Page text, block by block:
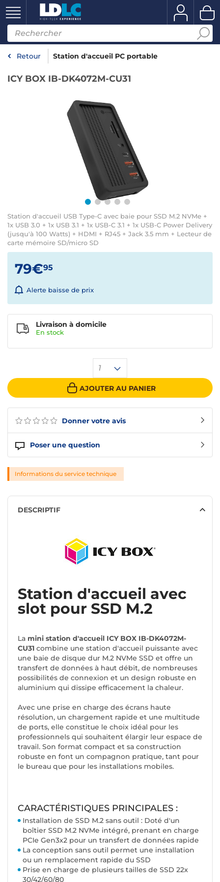
Retour Station d'accueil PC portable
ICY BOX IB-DK4072M-CU31
Station d'accueil USB Type-C avec baie pour SSD M.2 NVMe +
1x USB 3.0 + 1x USB 3.1 + 1x USB-C 3.1 + 1x USB-C Power Delivery
(jusqu'à 100 Watts) + HDMI + RJ45 + Jack 3.5 mm + Lecteur de
carte mémoire SD/micro SD
Donner votre avis
Poser une question
79€95
Alerte baisse de prix
1
AJOUTER AU PANIER
Livraison à domicile
En stock
Informations du service technique
DESCRIPTIF
Station d'accueil avec
slot pour SSD M.2
La mini station d'accueil ICY BOX IB-DK4072M-
CU31 combine une station d'accueil puissante avec
une baie de disque dur M.2 NVMe SSD et offre un
transfert de données à haut débit, de nombreuses
possibilités de connexion et un design robuste en
aluminium qui dissipe efficacement la chaleur.
Avec une prise en charge des écrans haute
résolution, un chargement rapide et une multitude
de ports, elle constitue le choix idéal pour les
professionnels qui souhaitent élargir leur espace de
travail. Son format compact et sa construction
robuste en font un compagnon pratique, tant pour
le bureau que pour les installations mobiles.
CARACTÉRISTIQUES PRINCIPALES :
Installation de SSD M.2 sans outil : Doté d'un
boîtier SSD M.2 NVMe intégré, prenant en charge
PCIe Gen3x2 pour un transfert de données rapide
La conception sans outil permet une installation
ou un remplacement rapide du SSD
Prise en charge de plusieurs tailles de SSD 22x
30/42/60/80